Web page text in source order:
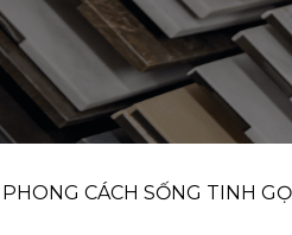
CÁCH SỐNG TINH